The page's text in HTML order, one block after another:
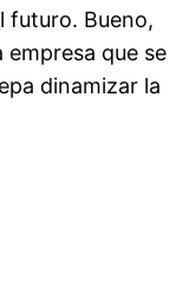
futuro. Bueno,
empresa que se
dinamizar la